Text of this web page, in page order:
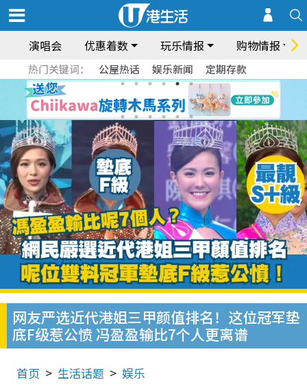
演唱会 优惠着数 玩乐情报 购物情报
热门关键词： 公屋热话 娱乐新闻 定期存款
网友严选近代港姐三甲颜值排名！这位冠军垫
底F级惹公愤 冯盈盈输比7个人更离谱
首页 生活话题 娱乐